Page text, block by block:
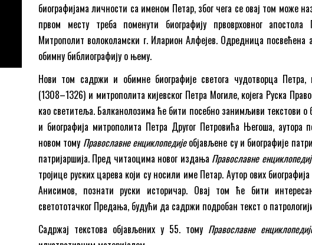
биографијама личности са именом Петар, због чега се овај том може
првом месту треба поменути биографију првоврховног
Митрополит волоколамски г. Иларион Алфејев. Одредница посвећена
обимну библиографију о њему.
Нови том садржи и обимне биографије светога чудотворца Петра,
(1308–1326) и митрополита кијевског Петра Могиле, којега Руска
као светитеља. Балканолозима ће бити посебно занимљиви текстови о
и биографија митрополита Петра Другог Петровића Његоша, аутора
новом тому Православне енциклопедијеобјављене су и биографије
патријаршија. Пред читаоцима новог издања Православне
тројице руских царева који су носили име Петар. Аутор ових биографија
Анисимов, познати руски историчар. Овај том ће бити
светототачког Предања, будући да садржи подробан текст о
Садржај текстова објављених у 55. тому Православне